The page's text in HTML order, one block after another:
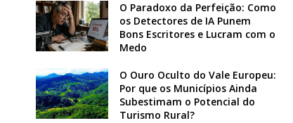
O Paradoxo da Perfeição: Como
os Detectores de IA Punem
Bons Escritores e Lucram com o
Medo
O Ouro Oculto do Vale Europeu:
Por que os Municípios Ainda
Subestimam o Potencial do
Turismo Rural?